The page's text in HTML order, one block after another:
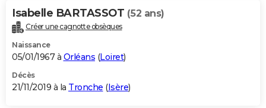
Isabelle BARTASSOT (52 ans)
Créer une cagnotte obsèques
Naissance
05/01/1967 à Orléans (Loiret)
Décès
21/11/2019 à la Tronche (Isère)